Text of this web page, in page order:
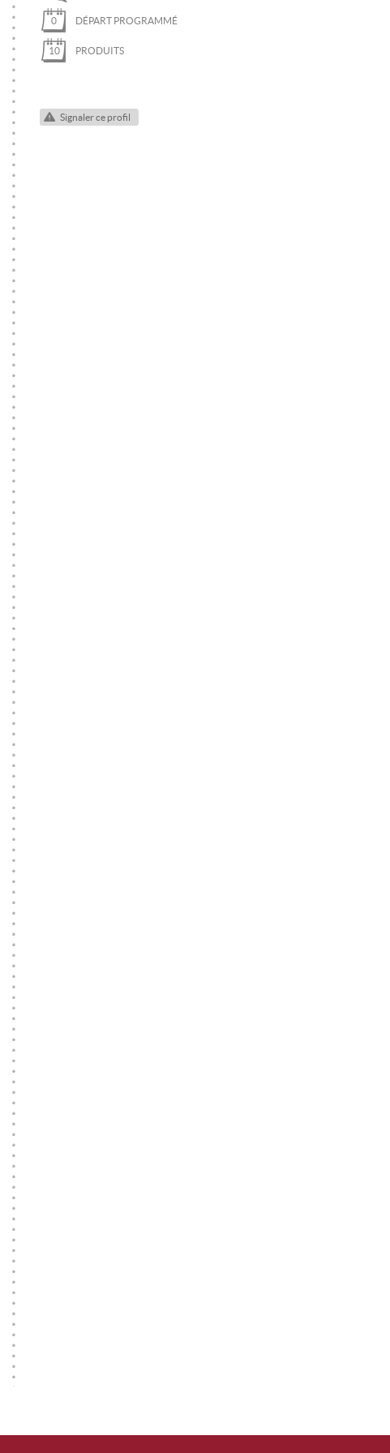
RAQUETTES
SKI DE RANDONNÉE
SNOWKITE
SPÉLÉOLOGIE
TRAIL
VTT
VIA FERRATA
0 DÉPART PROGRAMMÉ
10 PRODUITS
Signaler ce profil